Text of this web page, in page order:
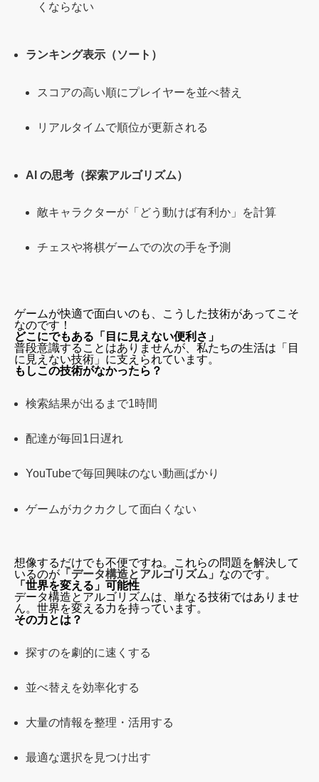
くならない
ランキング表示（ソート）
スコアの高い順にプレイヤーを並べ替え
リアルタイムで順位が更新される
AI の思考（探索アルゴリズム）
敵キャラクターが「どう動けば有利か」を計算
チェスや将棋ゲームでの次の手を予測
ゲームが快適で面白いのも、こうした技術があってこそ
なのです！
どこにでもある「目に見えない便利さ」
普段意識することはありませんが、私たちの生活は「目
に見えない技術」に支えられています。
もしこの技術がなかったら？
検索結果が出るまで1時間
配達が毎回1日遅れ
YouTubeで毎回興味のない動画ばかり
ゲームがカクカクして面白くない
想像するだけでも不便ですね。これらの問題を解決して
いるのが 「データ構造とアルゴリズム」 なのです。
「世界を変える」可能性
データ構造とアルゴリズムは、単なる技術ではありませ
ん。世界を変える力を持っています。
その力とは？
探すのを劇的に速くする
並べ替えを効率化する
大量の情報を整理・活用する
最適な選択を見つけ出す
2. YouTubeやSNSのおすすめ機能
4. ゲームでの活用
どこにでもある「目に見えない便利さ」